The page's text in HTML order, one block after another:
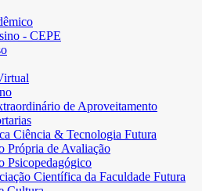
- CEPE
de Aproveitamento
Ciência & Tecnologia Futura
Própria de Avaliação
Psicopedagógico
Científica da Faculdade Futura